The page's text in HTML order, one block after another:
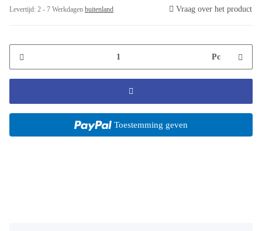
Levertijd: 2 - 7 Werkdagen buitenland Vraag over het product
Pc
Toestemming geven